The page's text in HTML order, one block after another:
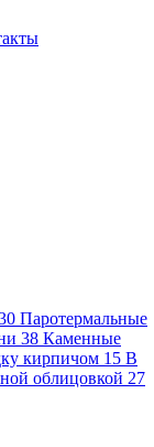
Паротермальные
38 Каменные
кирпичом 15 В
облицовкой 27